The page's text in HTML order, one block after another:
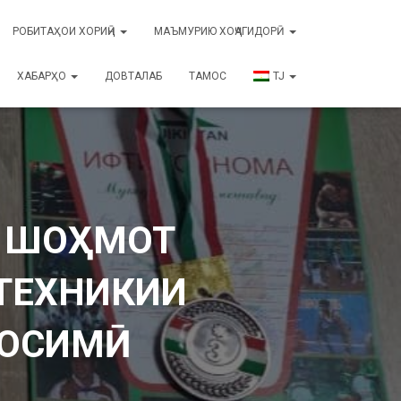
РОБИТАҲОИ ХОРИҶӢ МАЪМУРИЮ ХОҶАГИДОРӢ
ХАБАРҲО ДОВТАЛАБ ТАМОС TJ
ШОҲМОТ